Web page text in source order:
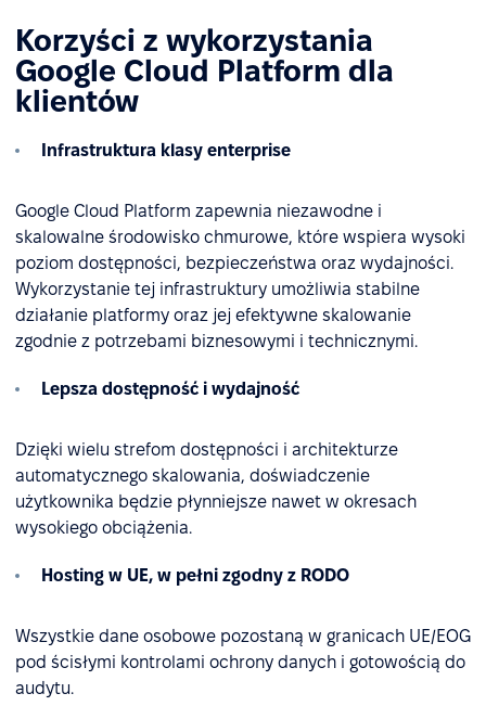
Korzyści z wykorzystania
Google Cloud Platform dla
klientów
Infrastruktura klasy enterprise
Google Cloud Platform zapewnia niezawodne i
skalowalne środowisko chmurowe, które wspiera wysoki
poziom dostępności, bezpieczeństwa oraz wydajności.
Wykorzystanie tej infrastruktury umożliwia stabilne
działanie platformy oraz jej efektywne skalowanie
zgodnie z potrzebami biznesowymi i technicznymi.
Lepsza dostępność i wydajność
Dzięki wielu strefom dostępności i architekturze
automatycznego skalowania, doświadczenie
użytkownika będzie płynniejsze nawet w okresach
wysokiego obciążenia.
Hosting w UE, w pełni zgodny z RODO
Wszystkie dane osobowe pozostaną w granicach UE/EOG
pod ścisłymi kontrolami ochrony danych i gotowością do
audytu.